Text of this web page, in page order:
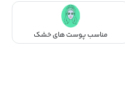
مناسب پوست های خشک